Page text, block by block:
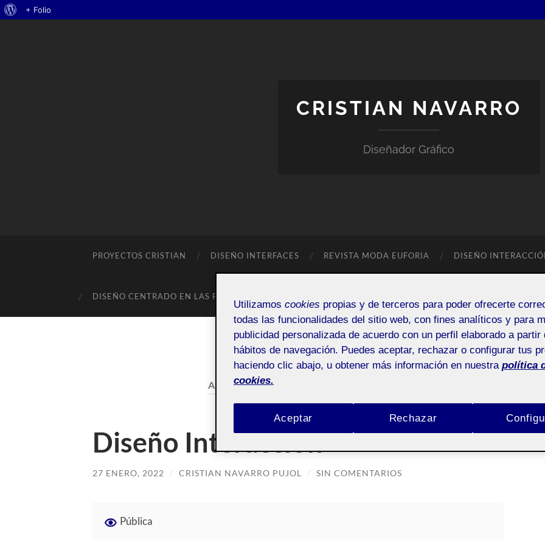
Acerca
+ Folio
CRISTIAN NAVARRO
Diseñador Gráfico
PROYECTOS CRISTIAN DISEÑO INTERFACES REVISTA MODA EUFORIA DISEÑO
DISEÑO CENTRADO EN LAS PERSONAS PEC 3.3.
AUTOR:CRISTIAN NAVARRO PUJOL
Diseño Interacción
27 ENERO, 2022 / CRISTIAN NAVARRO PUJOL / SIN COMENTARIOS
Pública
Utilizamos cookies propias y de terceros para poder ofrecerte
todas las funcionalidades del sitio web, con fines analíticos y para
publicidad personalizada de acuerdo con un perfil elaborado a partir
hábitos de navegación. Puedes aceptar, rechazar o configurar tus
haciendo clic abajo, u obtener más información en nuestra política
cookies.
Rechazar
Aceptar